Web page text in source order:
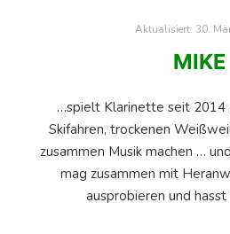
Aktualisiert: 30.
MIKE
…spielt Klarinette seit
Skifahren, trockenen
zusammen Musik machen …
mag zusammen mit
ausprobieren und